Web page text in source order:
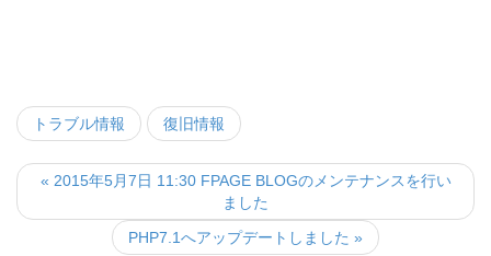
トラブル情報 復旧情報
« 2015年5月7日 11:30 FPAGE BLOGのメンテナンスを行い
ました
PHP7.1へアップデートしました »